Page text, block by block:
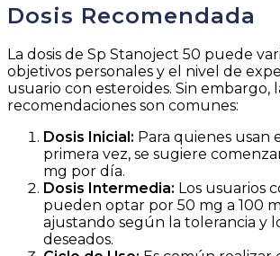
Dosis Recomendada
La dosis de Sp Stanoject 50 puede
objetivos personales y el nivel de
usuario con esteroides. Sin embargo,
recomendaciones son comunes:
Dosis Inicial: Para quienes usan
primera vez, se sugiere
mg por día.
Dosis Intermedia: Los usuarios
pueden optar por 50 mg a 100
ajustando según la tolerancia y
deseados.